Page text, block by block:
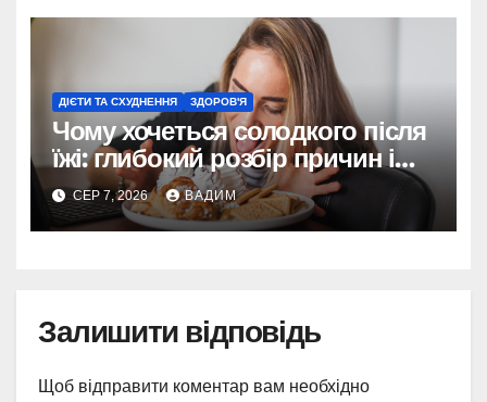
ДІЄТИ ТА СХУДНЕННЯ ЗДОРОВ'Я
Чому хочеться солодкого після
їжі: глибокий розбір причин і
способів контролювати потяг
СЕР 7, 2026 ВАДИМ
Залишити відповідь
Щоб відправити коментар вам необхідно